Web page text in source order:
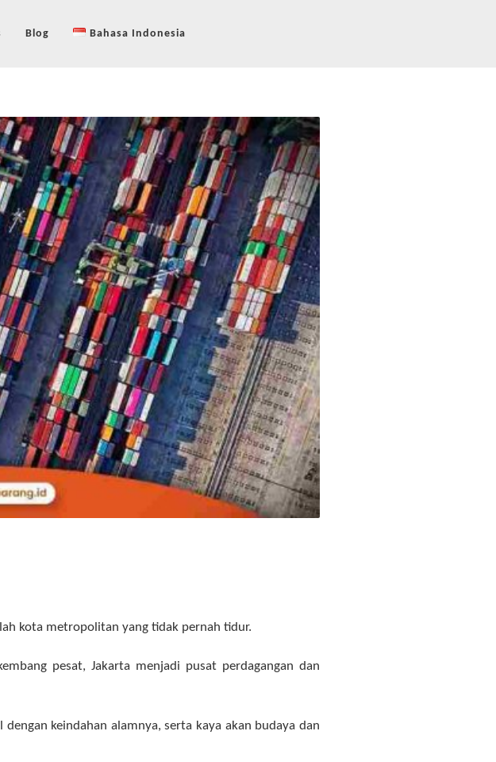
Blog Bahasa Indonesia
kota metropolitan yang tidak pernah tidur.
pesat, Jakarta menjadi pusat perdagangan dan
keindahan alamnya, serta kaya akan budaya dan